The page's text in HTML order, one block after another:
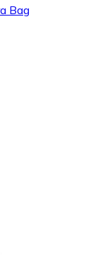
Bag